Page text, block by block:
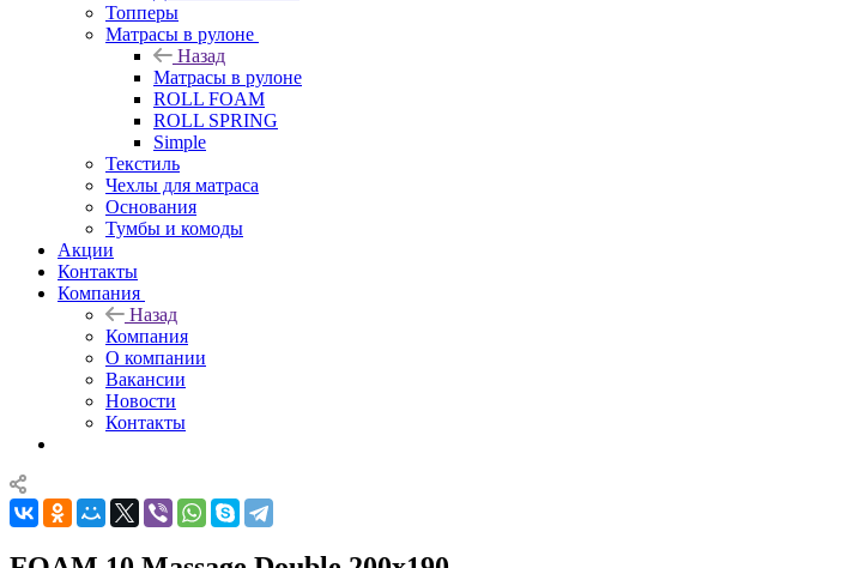
Топперы
Матрасы в рулоне
Назад
Матрасы в рулоне
ROLL FOAM
ROLL SPRING
Simple
Текстиль
Чехлы для матраса
Основания
Тумбы и комоды
Акции
Контакты
Компания
Назад
Компания
О компании
Вакансии
Новости
Контакты